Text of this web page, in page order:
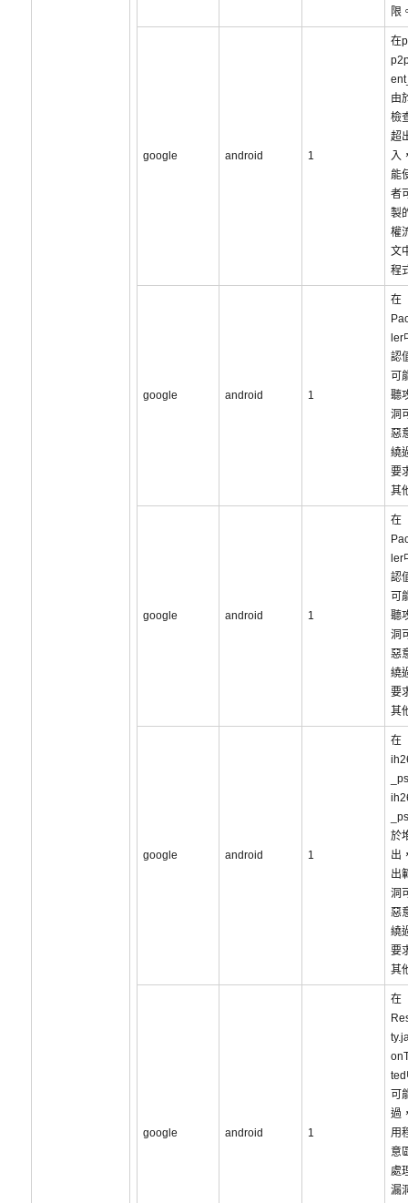
限
google android 1
在
由
檢
超
入
能
者
製
權
文
程
google android 1
在
ler
認
可
聽
洞
惡
繞
要
其
google android 1
在
ler
認
可
聽
洞
惡
繞
要
其
google android 1
在
於
出
出
洞
惡
繞
要
其
google android 1
在
ted
可
過
用
意
處
漏